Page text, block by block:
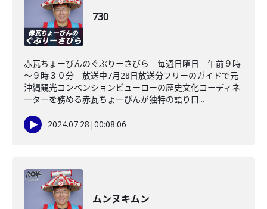
730
赤瓦ちょーびんのぐぶりーさびら 毎週日曜日 午前９時
～９時３０分 放送中7月28日放送分フリーのガイドで元
沖縄観光コンベンションビューローの歴史文化コーディネ
ーターを務める赤瓦ちょーびんが独特の語り口...
2024.07.28 |00:08:06
ムンヌキムン